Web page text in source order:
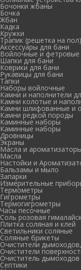
Бочонки жбаны
Бочка
Жбан
Кадка
Кружки
Трапик (решетка на пол)
Аксессуары для бани
Войлочные и фетровые
Шапки для бани
Коврики для бани
Рукавицы для бани
Тапки
Наборы войлочные
Камни и наполнители
Камни колотые и
Камни шлифованные и
Камни редкой породы
Каминные наборы
Каминные наборы
Дровницы
Экраны
Масла и ароматизаторы
Масла
Настойки и
Бальзамы и мыло
Запарки
Измерительные
Термометры
Гигрометры
Термогигрометры
Часы песочные
Соль розовая
Плитка соляная и клей
Светильники соляные
Соляные брикеты
Очистители
Очистители
Очиститель дымоходов
Септики